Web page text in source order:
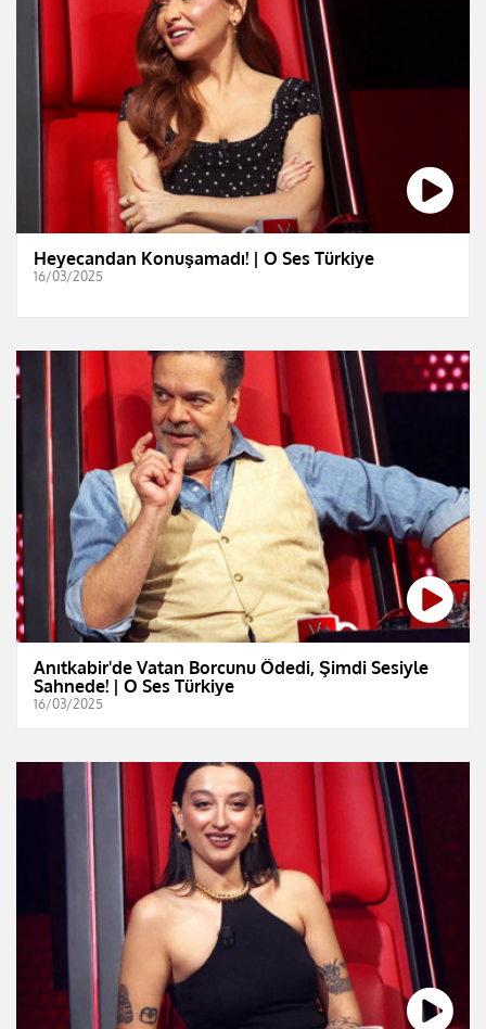
Heyecandan Konuşamadı! | O Ses Türkiye
16/03/2025
Anıtkabir'de Vatan Borcunu Ödedi, Şimdi Sesiyle
Sahnede! | O Ses Türkiye
16/03/2025